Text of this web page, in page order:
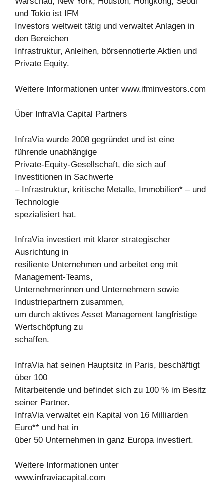
und Tokio ist IFM
Investors weltweit tätig und verwaltet Anlagen in
den Bereichen
Infrastruktur, Anleihen, börsennotierte Aktien und
Private Equity.
Weitere Informationen unter www.ifminvestors.com
Über InfraVia Capital Partners
InfraVia wurde 2008 gegründet und ist eine
führende unabhängige
Private-Equity-Gesellschaft, die sich auf
Investitionen in Sachwerte
– Infrastruktur, kritische Metalle, Immobilien* – und
Technologie
spezialisiert hat.
InfraVia investiert mit klarer strategischer
Ausrichtung in
resiliente Unternehmen und arbeitet eng mit
Management-Teams,
Unternehmerinnen und Unternehmern sowie
Industriepartnern zusammen,
um durch aktives Asset Management langfristige
Wertschöpfung zu
schaffen.
InfraVia hat seinen Hauptsitz in Paris, beschäftigt
über 100
Mitarbeitende und befindet sich zu 100 % im Besitz
seiner Partner.
InfraVia verwaltet ein Kapital von 16 Milliarden
Euro** und hat in
über 50 Unternehmen in ganz Europa investiert.
Weitere Informationen unter
www.infraviacapital.com